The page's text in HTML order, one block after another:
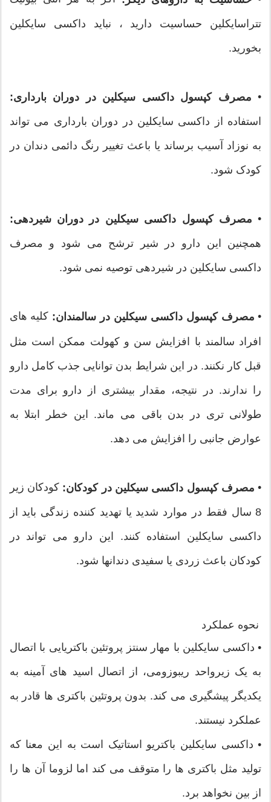
تتراسایکلین حساسیت دارید ، نباید داکسی سایکلین
بخورید.
• مصرف کپسول داکسی سیکلین در دوران بارداری:
استفاده از داکسی سایکلین در دوران بارداری می تواند
به نوزاد آسیب برساند یا باعث تغییر رنگ دائمی دندان در
کودک شود.
• مصرف کپسول داکسی سیکلین در دوران شیردهی:
همچنین این دارو در شیر ترشح می شود و مصرف
داکسی سایکلین در شیردهی توصیه نمی شود.
• مصرف کپسول داکسی سیکلین در سالمندان: کلیه های
افراد سالمند با افزایش سن و کهولت ممکن است مثل
قبل کار نکنند. در این شرایط بدن توانایی جذب کامل دارو
را ندارند. در نتیجه، مقدار بیشتری از دارو برای مدت
طولانی تری در بدن باقی می ماند. این خطر ابتلا به
عوارض جانبی را افزایش می دهد.
• مصرف کپسول داکسی سیکلین در کودکان: کودکان زیر
8 سال فقط در موارد شدید یا تهدید کننده زندگی باید از
داکسی سایکلین استفاده کنند. این دارو می تواند در
کودکان باعث زردی یا سفیدی دندانها شود.
نحوه عملکرد
• داکسی سایکلین با مهار سنتز پروتئین باکتریایی با اتصال
به یک زیرواحد ریبوزومی، از اتصال اسید های آمینه به
یکدیگر پیشگیری می کند. بدون پروتئین باکتری ها قادر به
عملکرد نیستند.
• داکسی سایکلین باکتریو استاتیک است به این معنا که
تولید مثل باکتری ها را متوقف می کند اما لزوما آن ها را
از بین نخواهد برد.